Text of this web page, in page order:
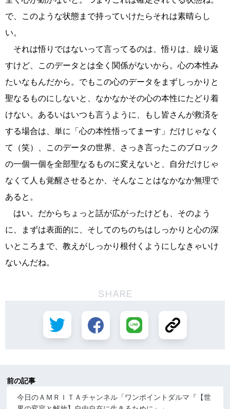
で、このような状態まで持っていけたらそれは素晴らし
い。
それは悟りではないって言ってるのは、悟りは、繰り返
すけど、このデータとは全く関係がないから。心の本性み
たいなもんだから。でもこの心のデータをまずしっかりと
聖なるものにしないと、なかなかその心の本性にたどり着
けない。あるいはいつも言うように、もし皆さんが救済を
する場合は、単に「心の本性悟ってまーす」だけじゃなく
て（笑）、このデータの世界、さっき言ったこのブロック
の一個一個を全部聖なるものに変えないと、自分だけじゃ
なくて人も覚醒させるとか、そんなことはなかなか無理で
あると。
はい。だからちょっと話が広がったけども、そのよう
に、まずは表面的に、そしてのちのちはしっかりと心の深
いところまで、教えがしっかり根付くようにしなきゃいけ
ないんだね。
SHARE
前の記事
今日のＡＭＲＩＴＡチャンネル「ワンポイントダルマ『【世